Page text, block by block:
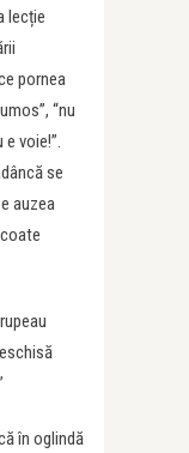
lecție
pornea
“nu
e voie!”.
se
auzea
în oglindă